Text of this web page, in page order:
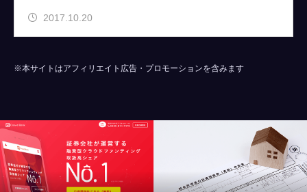
2017.10.20
※本サイトはアフィリエイト広告・プロモーションを含みます